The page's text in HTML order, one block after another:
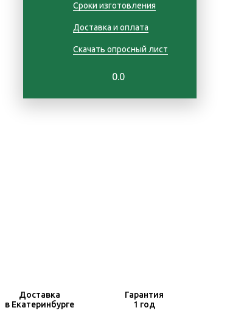
Сроки изготовления
Доставка и оплата
Скачать опросный лист
0.0
Доставка
в Екатеринбурге
Гарантия
1 год